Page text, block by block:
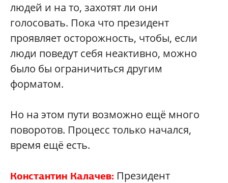
людей и на то, захотят ли они
голосовать. Пока что президент
проявляет осторожность, чтобы, если
люди поведут себя неактивно, можно
было бы ограничиться другим
форматом.
Но на этом пути возможно ещё много
поворотов. Процесс только начался,
время ещё есть.
Константин Калачев: Президент